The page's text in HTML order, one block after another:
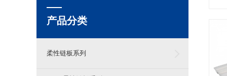
产品分类
柔性链板系列